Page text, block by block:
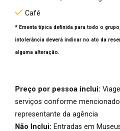
Café
* Ementa típica definida para todo o
intolerância deverá indicar no ato da
alguma alteração.
Preço por pessoa inclui:
serviços conforme
representante da agência
Não Inclui: Entradas em